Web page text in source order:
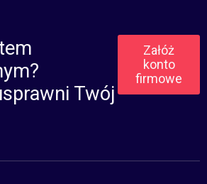
Twój
Załóż
konto
firmowe